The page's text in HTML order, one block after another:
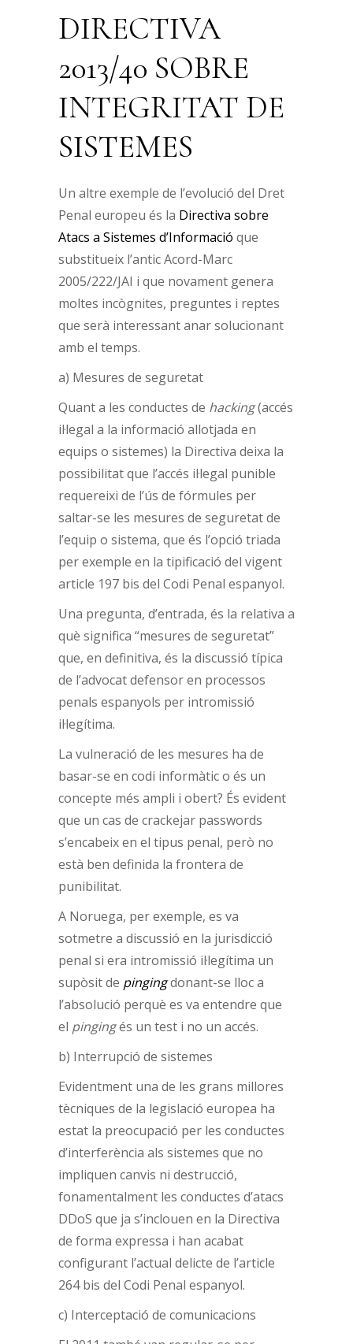
DIRECTIVA
2013/40 SOBRE
INTEGRITAT DE
SISTEMES
Un altre exemple de l’evolució del Dret
Penal europeu és la Directiva sobre
Atacs a Sistemes d’Informació que
substitueix l’antic Acord-Marc
2005/222/JAI i que novament genera
moltes incògnites, preguntes i reptes
que serà interessant anar solucionant
amb el temps.
a) Mesures de seguretat
Quant a les conductes de hacking(accés
il·legal a la informació allotjada en
equips o sistemes) la Directiva deixa la
possibilitat que l’accés il·legal punible
requereixi de l’ús de fórmules per
saltar-se les mesures de seguretat de
l’equip o sistema, que és l’opció triada
per exemple en la tipificació del vigent
article 197 bis del Codi Penal espanyol.
Una pregunta, d’entrada, és la relativa a
què significa “mesures de seguretat”
que, en definitiva, és la discussió típica
de l’advocat defensor en processos
penals espanyols per intromissió
il·legítima.
La vulneració de les mesures ha de
basar-se en codi informàtic o és un
concepte més ampli i obert? És evident
que un cas de crackejar passwords
s’encabeix en el tipus penal, però no
està ben definida la frontera de
punibilitat.
A Noruega, per exemple, es va
sotmetre a discussió en la jurisdicció
penal si era intromissió il·legítima un
supòsit de pingingdonant-se lloc a
l’absolució perquè es va entendre que
el pingingés un test i no un accés.
b) Interrupció de sistemes
Evidentment una de les grans millores
tècniques de la legislació europea ha
estat la preocupació per les conductes
d’interferència als sistemes que no
impliquen canvis ni destrucció,
fonamentalment les conductes d’atacs
DDoS que ja s’inclouen en la Directiva
de forma expressa i han acabat
configurant l’actual delicte de l’article
264 bis del Codi Penal espanyol.
c) Interceptació de comunicacions